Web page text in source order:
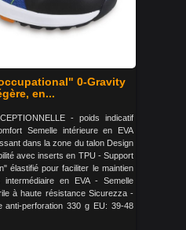
0-Gravity
en...
- poids indicatif
Semelle intérieure en EVA
dans la zone du talon Design
avec inserts en TPU - Support
élastifié pour faciliter le maintien
en EVA - Semelle
à haute résistance Sicurezza -
anti-perforation 330 g EU: 39-48